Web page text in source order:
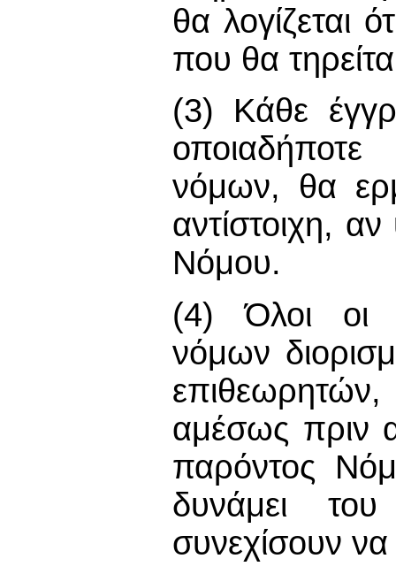
θα λογίζεται
που θα
(3) Κάθε
νόμων, θα
αντίστοιχη,
Νόμου.
(4) Όλοι οι
νόμων
αμέσως πριν
παρόντος
δυνάμει
συνεχίσουν